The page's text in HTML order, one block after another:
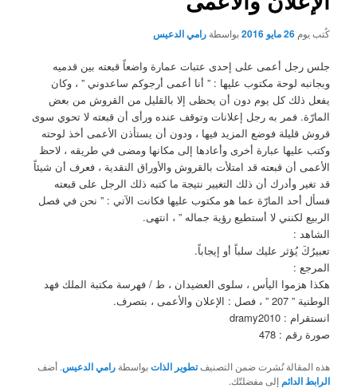
كُتب يوم26 مايو 2016 بواسطةرامي الدعيس
جلس رجل أعمى على إحدى عتبات عمارة واضعاً قبعته بين قدميه
وبجانبه لوحة مكتوب عليها : ” أنا أعمى أرجوكم ساعدوني ” ، وكان
يفعل ذلك كل يوم دون أن يحظى إلا بالقليل من القروش من بعض
المارّة. فمر به رجل إعلانات وتوقف عنده ورأى أن قبعته لا تحوي سوى
قروش قليلة فوضع المزيد فيها ، ودون أن يستأذن الأعمى أخذ لوحته
وكتب عليها عبارة أخرى وأعادها إلى مكانها ومضى في طريقه ، لاحظ
الأعمى أن قبعته قد امتلأت بالقروش والأوراق النقدية ، فعرف أن شيئاً
قد تغير وأدرك أن ذلك التغيير نتيجة ما كتبه ذلك الرجل على قبعته
فسأل أحد المارّة عما هو مكتوب عليها فكانت الآتي : ” نحن في فصل
الربيع لكنني لا أستطيع رؤية جماله ” ، انتهى.
الشاهد :
تعبيرُكَ يُؤثر عليك سلباً أو إيجاباً.
المرجع :
هكذا هزموا اليأس ، سلوى العضيدان ، ط / فهرسة مكتبة الملك فهد
الوطنية ” 207 ” ، فصل : الإعلان والأعمى ، بتصرف.
انستقرام : dramy2010
صورة رقم : 478
هذه المقالة نُشرت ضمن التصنيفتطوير الذاتبواسطةرامي الدعيس. أضف
الرابط الدائم إلى مفضلتّك.